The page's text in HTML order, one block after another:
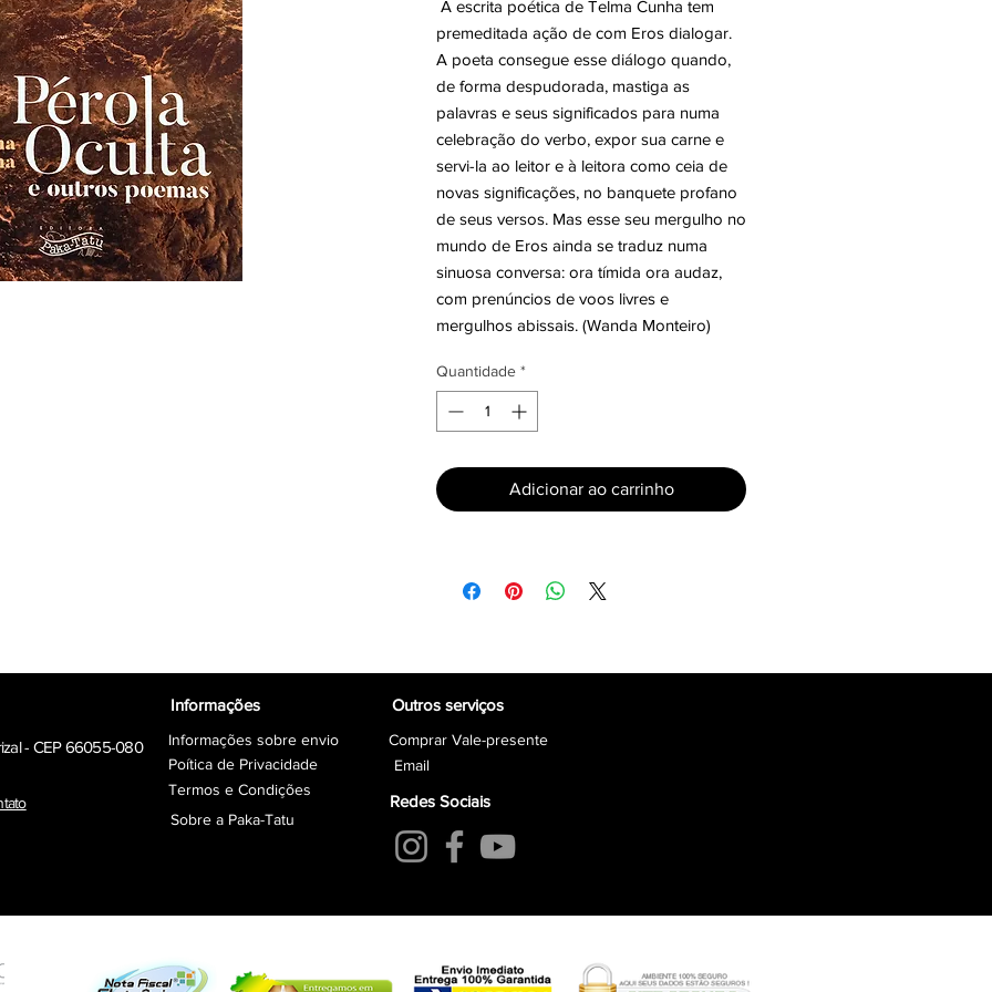
A escrita poética de Telma Cunha tem
premeditada ação de com Eros dialogar.
A poeta consegue esse diálogo quando,
de forma despudorada, mastiga as
palavras e seus significados para numa
celebração do verbo, expor sua carne e
servi-la ao leitor e à leitora como ceia de
novas significações, no banquete profano
de seus versos. Mas esse seu mergulho no
mundo de Eros ainda se traduz numa
sinuosa conversa: ora tímida ora audaz,
com prenúncios de voos livres e
mergulhos abissais. (Wanda Monteiro)
Quantidade *
Adicionar ao carrinho
- CEP 66055-080
Informações
Informações sobre envio
Poítica de Privacidade
Termos e Condições
Sobre a Paka-Tatu
Outros serviços
Comprar Vale-presente
Email
Redes Sociais